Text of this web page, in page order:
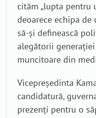
cităm „lupta pentru
deoarece echipa de
să-și definească
alegătorii
muncitoare din
Vicepreședinta
candidatură,
prezenți pentru o